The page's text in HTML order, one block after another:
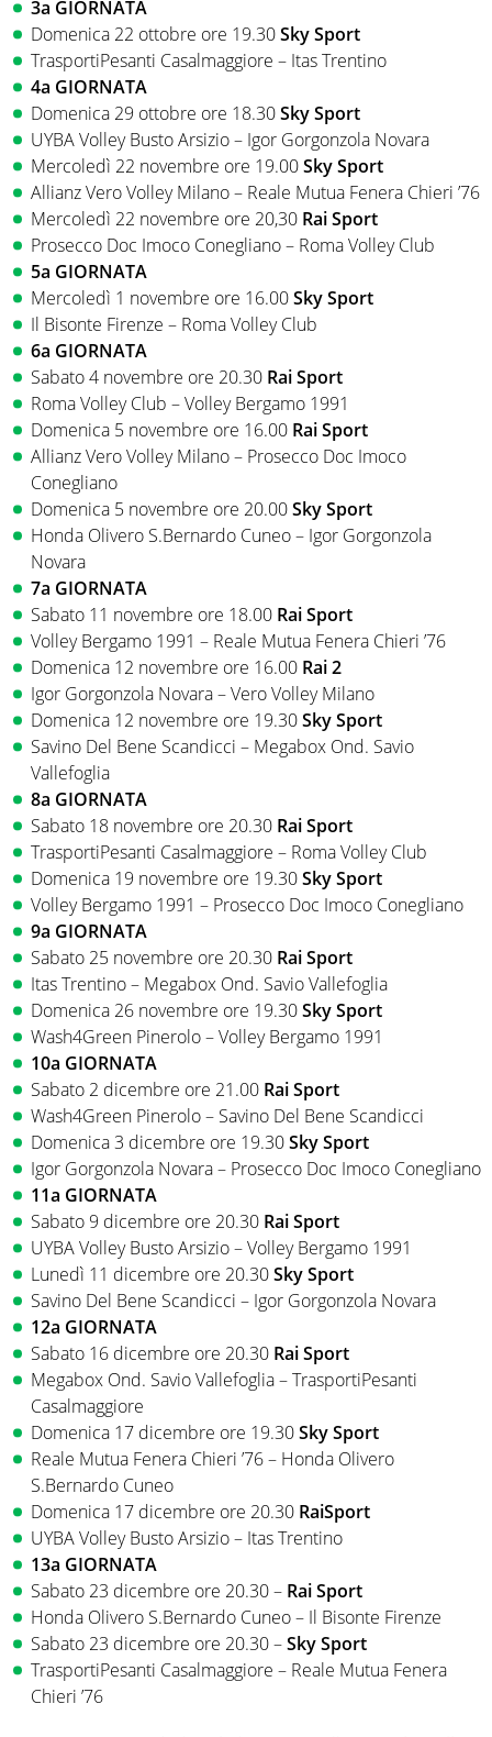
3a GIORNATA
Domenica 22 ottobre ore 19.30Sky Sport
TrasportiPesanti Casalmaggiore – Itas Trentino
4a GIORNATA
Domenica 29 ottobre ore 18.30Sky Sport
UYBA Volley Busto Arsizio – Igor Gorgonzola Novara
Mercoledì 22 novembre ore 19.00Sky Sport
Allianz Vero Volley Milano – Reale Mutua Fenera Chieri ’76
Mercoledì 22 novembre ore 20,30 Rai Sport
Prosecco Doc Imoco Conegliano – Roma Volley Club
5a GIORNATA
Mercoledì 1 novembre ore 16.00Sky Sport
Il Bisonte Firenze – Roma Volley Club
6a GIORNATA
Sabato 4 novembre ore 20.30 Rai Sport
Roma Volley Club – Volley Bergamo 1991
Domenica 5 novembre ore 16.00 Rai Sport
Allianz Vero Volley Milano – Prosecco Doc Imoco
Conegliano
Domenica 5 novembre ore 20.00Sky Sport
Honda Olivero S.Bernardo Cuneo – Igor Gorgonzola
Novara
7a GIORNATA
Sabato 11 novembre ore 18.00 Rai Sport
Volley Bergamo 1991 – Reale Mutua Fenera Chieri ’76
Domenica 12 novembre ore 16.00 Rai 2
Igor Gorgonzola Novara – Vero Volley Milano
Domenica 12 novembre ore 19.30Sky Sport
Savino Del Bene Scandicci – Megabox Ond. Savio
Vallefoglia
8a GIORNATA
Sabato 18 novembre ore 20.30 Rai Sport
TrasportiPesanti Casalmaggiore – Roma Volley Club
Domenica 19 novembre ore 19.30Sky Sport
Volley Bergamo 1991 – Prosecco Doc Imoco Conegliano
9a GIORNATA
Sabato 25 novembre ore 20.30 Rai Sport
Itas Trentino – Megabox Ond. Savio Vallefoglia
Domenica 26 novembre ore 19.30Sky Sport
Wash4Green Pinerolo – Volley Bergamo 1991
10a GIORNATA
Sabato 2 dicembre ore 21.00 Rai Sport
Wash4Green Pinerolo – Savino Del Bene Scandicci
Domenica 3 dicembre ore 19.30Sky Sport
Igor Gorgonzola Novara – Prosecco Doc Imoco Conegliano
11a GIORNATA
Sabato 9 dicembre ore 20.30 Rai Sport
UYBA Volley Busto Arsizio – Volley Bergamo 1991
Lunedì 11 dicembre ore 20.30Sky Sport
Savino Del Bene Scandicci – Igor Gorgonzola Novara
12a GIORNATA
Sabato 16 dicembre ore 20.30 Rai Sport
Megabox Ond. Savio Vallefoglia – TrasportiPesanti
Casalmaggiore
Domenica 17 dicembre ore 19.30Sky Sport
Reale Mutua Fenera Chieri ’76 – Honda Olivero
S.Bernardo Cuneo
Domenica 17 dicembre ore 20.30 RaiSport
UYBA Volley Busto Arsizio – Itas Trentino
13a GIORNATA
Sabato 23 dicembre ore 20.30 – Rai Sport
Honda Olivero S.Bernardo Cuneo – Il Bisonte Firenze
Sabato 23 dicembre ore 20.30 –Sky Sport
TrasportiPesanti Casalmaggiore – Reale Mutua Fenera
Chieri ’76